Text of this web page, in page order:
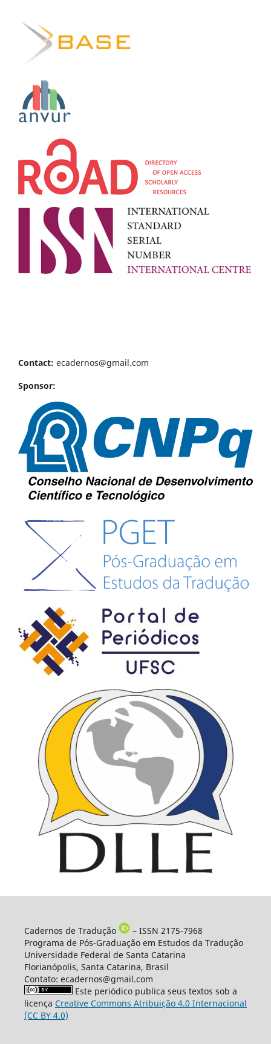
Contact: ecadernos@gmail.com
Sponsor:
Cadernos de Tradução
– ISSN 2175-7968
Programa de Pós-Graduação em Estudos da Tradução
Universidade Federal de Santa Catarina
Florianópolis, Santa Catarina, Brasil
Contato: ecadernos@gmail.com
Este periódico publica seus textos sob a
licença Creative Commons Atribuição 4.0 Internacional
(CC BY 4.0)